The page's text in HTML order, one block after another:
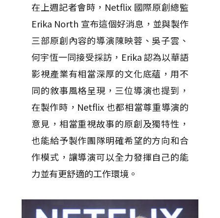
在上週記者會時，Netflix 國際原創總監
Erika North 宣布這個好消息，並與製作
三部原創內容的導演陳映蓉、吳子雲、
何宇恆一同接受採訪，Erika 認為以華語
影視產業有相當深厚的文化底蘊，用不
同的敘事風格呈現，三位導演也提到，
在製作時，Netflix 也都相當尊重導演的
意見，相當重視故事的原創及獨特性，
也能給予製作團隊明確希望的方向和合
作模式，讓導演可以全力發揮自己的能
力並有更舒適的工作環境。